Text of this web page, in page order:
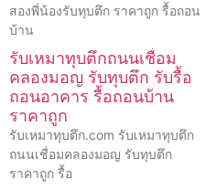
สองพี่น้องรับทุบตึก ราคาถูก รื้อถอน
บ้าน
รับเหมาทุบตึกถนนเชื่อม
คลองมอญ รับทุบตึก รับรื้อ
ถอนอาคาร รื้อถอนบ้าน
ราคาถูก
รับเหมาทุบตึก.com รับเหมาทุบตึก
ถนนเชื่อมคลองมอญ รับทุบตึก
ราคาถูก รื้อ